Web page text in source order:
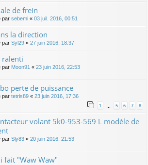
de frein
par sebemi « 03 juil. 2016, 00:51
la direction
par Syl29 « 27 juin 2016, 18:37
ralenti
par Moon91 « 23 juin 2016, 22:53
perte de puissance
par tetris89 « 23 juin 2016, 17:36
1 … 5 6 7 8
volant 5k0-953-569 L modèle de
par Sly83 « 20 juin 2016, 21:53
fait "Waw Waw"